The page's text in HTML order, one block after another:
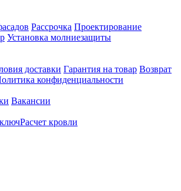
Рассрочка Проектирование
Установка молниезащиты
доставки Гарантия на товар Возврат
конфиденциальности
Вакансии
Расчет кровли